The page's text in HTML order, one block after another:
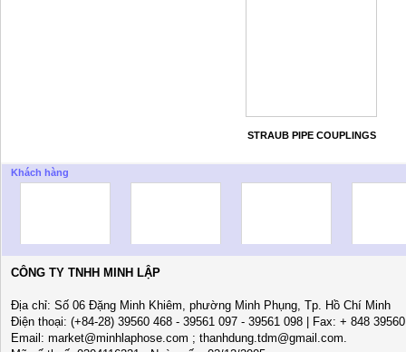
STRAUB PIPE COUPLINGS
Khách hàng
CÔNG TY TNHH MINH LẬP
Địa chỉ: Số 06 Đặng Minh Khiêm, phường Minh Phụng, Tp. Hồ Chí Minh
Điện thoại: (+84-28) 39560 468 - 39561 097 - 39561 098 | Fax: + 848
Email: market@minhlaphose.com ; thanhdung.tdm@gmail.com.